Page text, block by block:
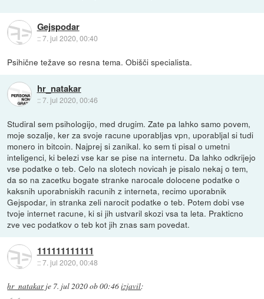
Gejspodar
::7. jul 2020, 00:40
Psihične težave so resna tema. Obišči specialista.
hr_natakar
::7. jul 2020, 00:46
Studiral sem psihologijo, med drugim. Zate pa lahko samo povem,
moje sozalje, ker za svoje racune uporabljas vpn, uporabljal si tudi
monero in bitcoin. Najprej si zanikal. ko sem ti pisal o umetni
inteligenci, ki belezi vse kar se pise na internetu. Da lahko odkrijejo
vse podatke o teb. Celo na slotech novicah je pisalo nekaj o tem,
da so na zacetku bogate stranke narocale dolocene podatke o
kaksnih uporabniskih racunih z interneta, recimo uporabnik
Gejspodar, in stranka zeli narocit podatke o teb. Potem dobi vse
tvoje internet racune, ki si jih ustvaril skozi vsa ta leta. Prakticno
zve vec podatkov o teb kot jih znas sam povedat.
111111111111
::7. jul 2020, 00:48
hr_natakarje 7. jul 2020 ob 00:46izjavil: